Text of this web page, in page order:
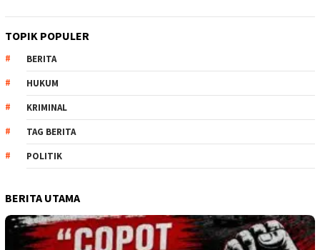
TOPIK POPULER
BERITA
HUKUM
KRIMINAL
TAG BERITA
POLITIK
BERITA UTAMA